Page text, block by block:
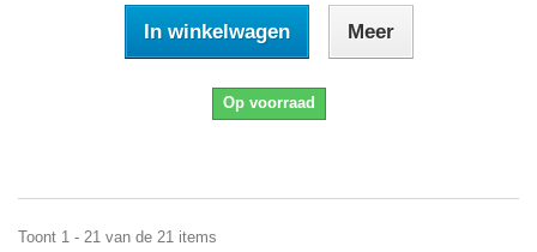
In winkelwagen Meer
Op voorraad
Toont 1 - 21 van de 21 items